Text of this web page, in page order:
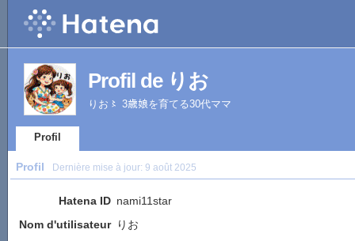
Profil de りお
りお〻 3歳娘を育てる30代ママ
Profil
Profil Dernière mise à jour: 9 août 2025
Hatena ID nami11star
Nom d'utilisateur
りお